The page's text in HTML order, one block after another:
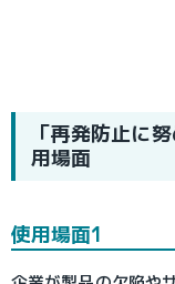
「再発防止に
用場面
使用場面1